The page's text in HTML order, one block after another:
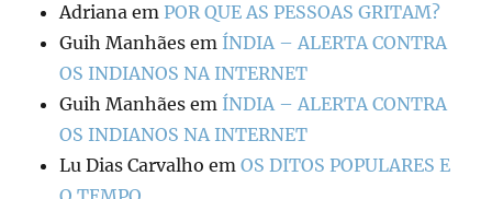
Adriana emPOR QUE AS PESSOAS GRITAM?
Guih Manhães em ÍNDIA – ALERTA CONTRA
OS INDIANOS NA INTERNET
Guih Manhães em ÍNDIA – ALERTA CONTRA
OS INDIANOS NA INTERNET
Lu Dias Carvalho emOS DITOS POPULARES E